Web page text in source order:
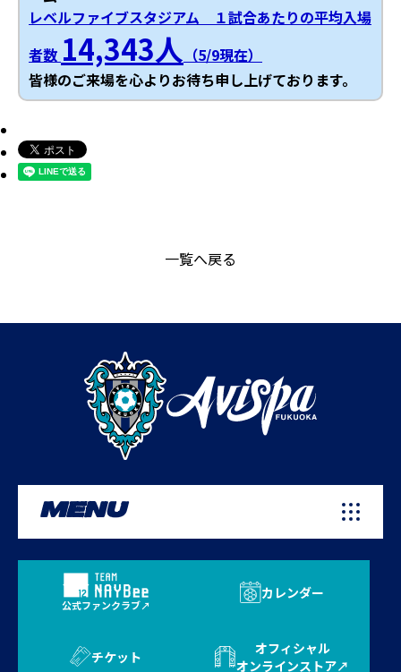
レベルファイブスタジアム １試合あたりの平均入場
者数 14,343人 （5/9現在）
皆様のご来場を心よりお待ち申し上げております。
一覧へ戻る
MENU
公式ファンクラブ
カレンダー
チケット
オフィシャル
オンラインストア